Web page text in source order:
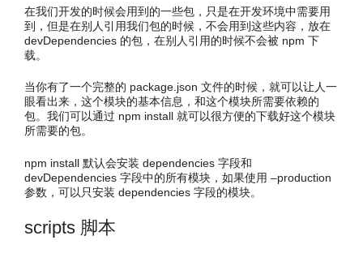
在我们开发的时候会用到的一些包，只是在开发环境中需要用
到，但是在别人引用我们包的时候，不会用到这些内容，放在
devDependencies 的包，在别人引用的时候不会被 npm 下
载。
当你有了一个完整的 package.json 文件的时候，就可以让人一
眼看出来，这个模块的基本信息，和这个模块所需要依赖的
包。我们可以通过 npm install 就可以很方便的下载好这个模块
所需要的包。
npm install 默认会安装 dependencies 字段和
devDependencies 字段中的所有模块，如果使用 –production
参数，可以只安装 dependencies 字段的模块。
scripts 脚本